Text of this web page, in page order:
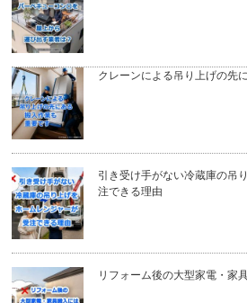
クレーンによる吊り上げの先
引き受け手がない冷蔵庫の吊
注できる理由
リフォーム後の大型家電・家